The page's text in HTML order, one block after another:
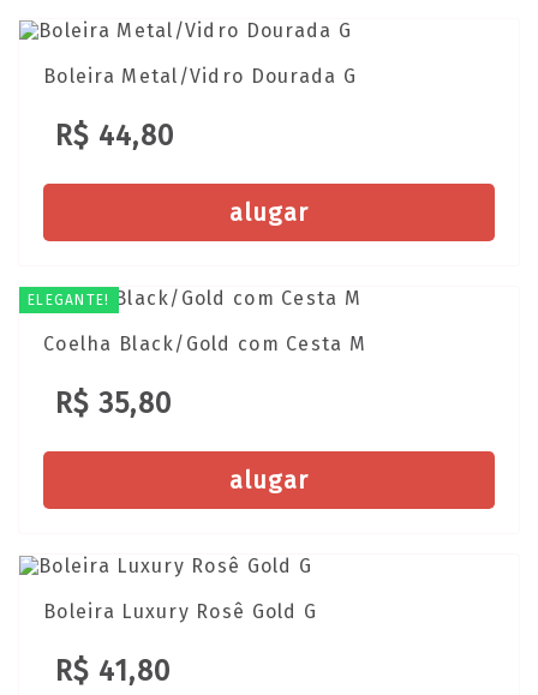
Boleira Metal/Vidro Dourada G
R$ 44,80
alugar
ELEGANTE!
Coelha Black/Gold com Cesta M
R$ 35,80
alugar
Boleira Luxury Rosê Gold G
R$ 41,80